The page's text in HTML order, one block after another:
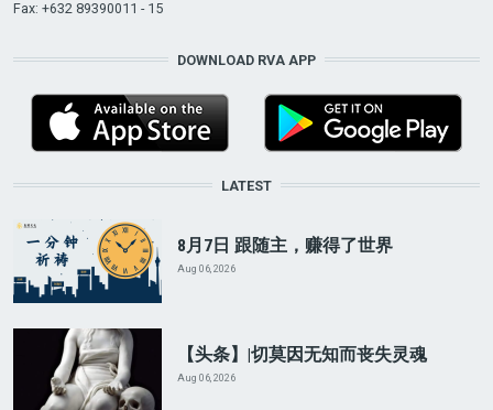
Fax: +632 89390011 - 15
DOWNLOAD RVA APP
LATEST
8月7日 跟随主，赚得了世界
Aug 06, 2026
【头条】|切莫因无知而丧失灵魂
Aug 06, 2026